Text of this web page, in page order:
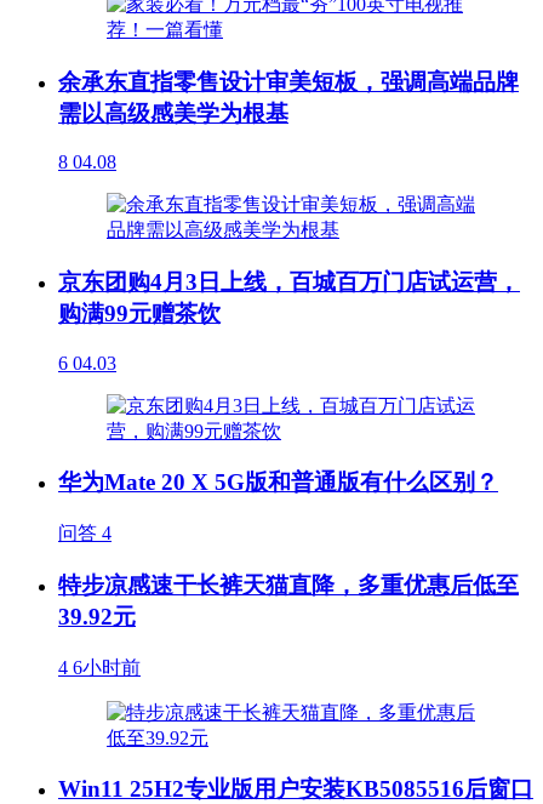
余承东直指零售设计审美短板，强调高端品牌
需以高级感美学为根基
8 04.08
京东团购4月3日上线，百城百万门店试运营，
购满99元赠茶饮
6 04.03
华为Mate 20 X 5G版和普通版有什么区别？
问答 4
特步凉感速干长裤天猫直降，多重优惠后低至
39.92元
4 6小时前
Win11 25H2专业版用户安装KB5085516后窗口